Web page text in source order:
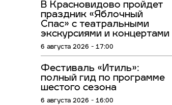
В Красновидово пройдет
праздник «Яблочный
Спас» с театральными
экскурсиями и концертами
6 августа 2026 - 17:00
Фестиваль «Итиль»:
полный гид по программе
шестого сезона
6 августа 2026 - 16:00